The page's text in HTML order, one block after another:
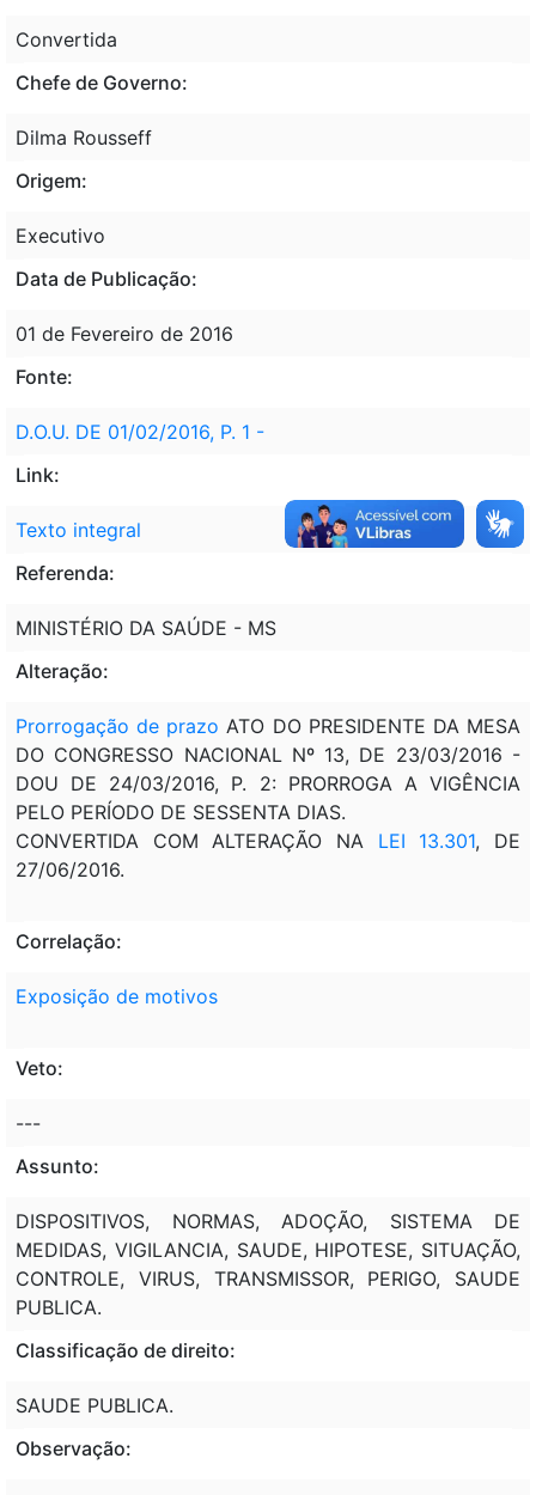
Convertida
Chefe de Governo:
Dilma Rousseff
Origem:
Executivo
Data de Publicação:
01 de Fevereiro de 2016
Fonte:
D.O.U. DE 01/02/2016, P. 1 -
Link:
Texto integral
Referenda:
MINISTÉRIO DA SAÚDE - MS
Alteração:
Prorrogação de prazo ATO DO PRESIDENTE DA MESA
DO CONGRESSO NACIONAL Nº 13, DE 23/03/2016 -
DOU DE 24/03/2016, P. 2: PRORROGA A VIGÊNCIA
PELO PERÍODO DE SESSENTA DIAS.
CONVERTIDA COM ALTERAÇÃO NA LEI 13.301, DE
27/06/2016.
Correlação:
Exposição de motivos
Veto:
---
Assunto:
DISPOSITIVOS, NORMAS, ADOÇÃO, SISTEMA DE
MEDIDAS, VIGILANCIA, SAUDE, HIPOTESE, SITUAÇÃO,
CONTROLE, VIRUS, TRANSMISSOR, PERIGO, SAUDE
PUBLICA.
Classificação de direito:
SAUDE PUBLICA.
Observação: